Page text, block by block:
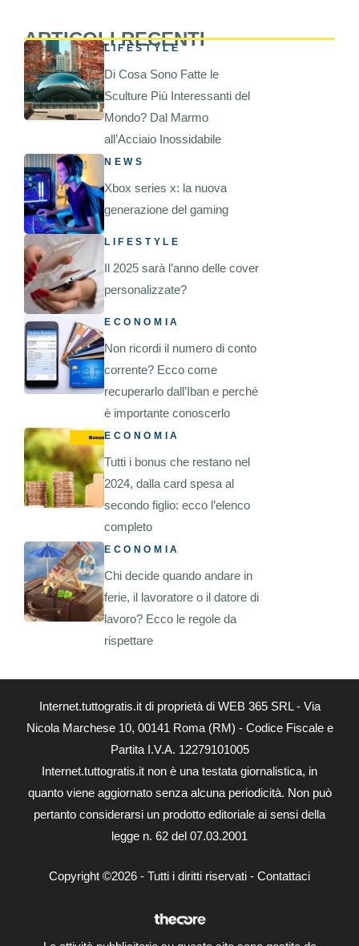
ARTICOLI RECENTI
LIFESTYLE
Di Cosa Sono Fatte le
Sculture Più Interessanti del
Mondo? Dal Marmo
all’Acciaio Inossidabile
NEWS
Xbox series x: la nuova
generazione del gaming
LIFESTYLE
Il 2025 sarà l’anno delle cover
personalizzate?
ECONOMIA
Non ricordi il numero di conto
corrente? Ecco come
recuperarlo dall’Iban e perché
è importante conoscerlo
ECONOMIA
Tutti i bonus che restano nel
2024, dalla card spesa al
secondo figlio: ecco l’elenco
completo
ECONOMIA
Chi decide quando andare in
ferie, il lavoratore o il datore di
lavoro? Ecco le regole da
rispettare
Internet.tuttogratis.it di proprietà di WEB 365 SRL - Via
Nicola Marchese 10, 00141 Roma (RM) - Codice Fiscale e
Partita I.V.A. 12279101005
Internet.tuttogratis.it non è una testata giornalistica, in
quanto viene aggiornato senza alcuna periodicità. Non può
pertanto considerarsi un prodotto editoriale ai sensi della
legge n. 62 del 07.03.2001
Copyright ©2026 - Tutti i diritti riservati - Contattaci